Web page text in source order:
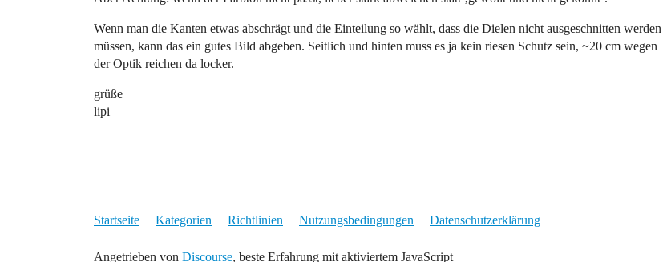
Wenn man die Kanten etwas abschrägt und die Einteilung so wählt, dass die Dielen nicht ausgeschnitten werden
müssen, kann das ein gutes Bild abgeben. Seitlich und hinten muss es ja kein riesen Schutz sein, ~20 cm wegen
der Optik reichen da locker.
grüße
lipi
Startseite Kategorien Richtlinien Nutzungsbedingungen Datenschutzerklärung
Angetrieben von Discourse, beste Erfahrung mit aktiviertem JavaScript